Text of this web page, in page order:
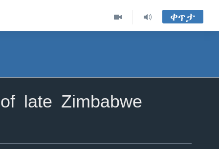
ቀጥታ
late Zimbabwe